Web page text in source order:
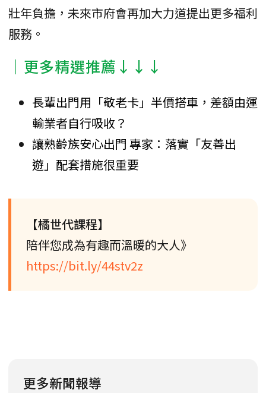
壯年負擔，未來市府會再加大力道提出更多福利
服務。
│更多精選推薦↓↓↓
長輩出門用「敬老卡」半價搭車，差額由運
輸業者自行吸收？
讓熟齡族安心出門 專家：落實「友善出
遊」配套措施很重要
【橘世代課程】
陪伴您成為有趣而溫暖的大人》
https://bit.ly/44stv2z
更多新聞報導